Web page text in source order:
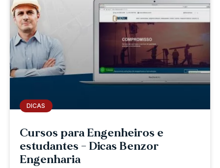
DICAS
Cursos para Engenheiros e
estudantes – Dicas Benzor
Engenharia